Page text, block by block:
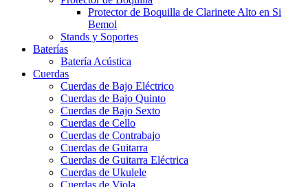
Protector de Boquilla de Clarinete Alto en Si
Bemol
Stands y Soportes
Baterías
Batería Acústica
Cuerdas
Cuerdas de Bajo Eléctrico
Cuerdas de Bajo Quinto
Cuerdas de Bajo Sexto
Cuerdas de Cello
Cuerdas de Contrabajo
Cuerdas de Guitarra
Cuerdas de Guitarra Eléctrica
Cuerdas de Ukulele
Cuerdas de Viola